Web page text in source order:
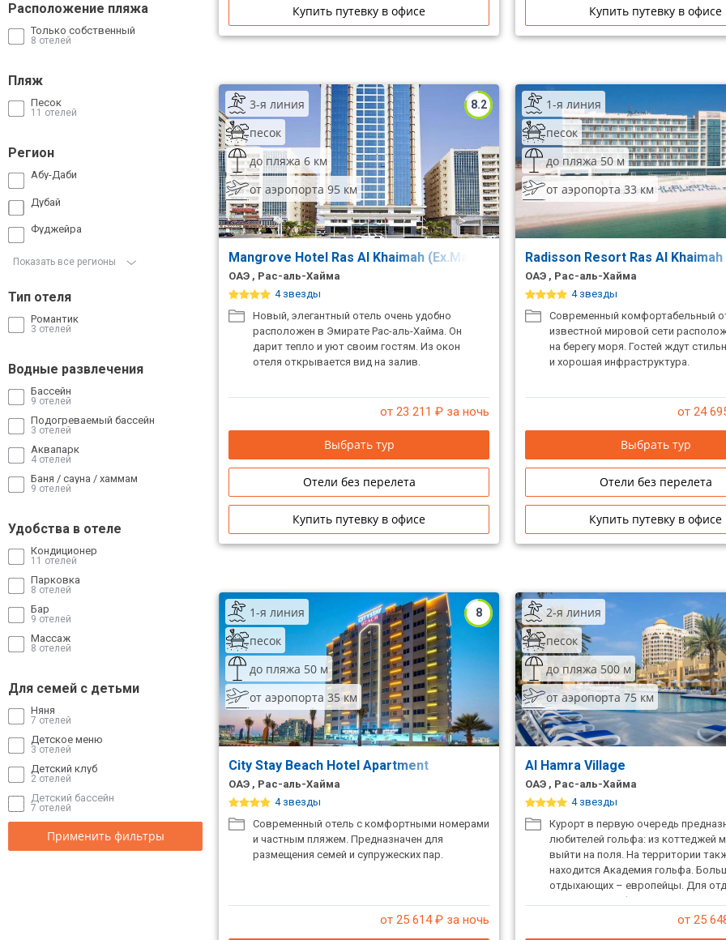
Расположение пляжа
Только собственный
8 отелей
Пляж
Песок
11 отелей
Регион
Абу-Даби
Дубай
Фуджейра
Показать все регионы
Тип отеля
Романтик
3 отелей
Водные развлечения
Бассейн
9 отелей
Подогреваемый бассейн
3 отелей
Аквапарк
4 отелей
Баня / сауна / хаммам
9 отелей
Удобства в отеле
Кондиционер
11 отелей
Парковка
8 отелей
Бар
9 отелей
Массаж
8 отелей
Для семей с детьми
Няня
7 отелей
Детское меню
3 отелей
Детский клуб
2 отелей
Детский бассейн
7 отелей
Применить фильтры
Купить путевку в офисе Купить путевку в офисе
8.2
3-я линия
песок
до пляжа 6 км
от аэропорта 95 км
Mangrove Hotel Ras Al Khaimah (Ex.Mangrove By Bin Majid)
ОАЭ , Рас-аль-Хайма
4 звезды
Новый, элегантный отель очень удобно
расположен в Эмирате Рас-аль-Хайма. Он
дарит тепло и уют своим гостям. Из окон
отеля открывается вид на залив.
от 23 211 ₽ за ночь
Выбрать тур
Отели без перелета
Купить путевку в офисе
1-я линия
песок
до пляжа 50 м
от аэропорта 33 км
Radisson Resort Ras Al Khaimah
ОАЭ , Рас-аль-Хайма
4 звезды
Современный комфортабельный
известной мировой сети
на берегу моря. Гостей ждут
и хорошая инфраструктура.
от 24
Выбрать тур
Отели без перелета
Купить путевку в офисе
8
1-я линия
песок
до пляжа 50 м
от аэропорта 35 км
City Stay Beach Hotel Apartment
ОАЭ , Рас-аль-Хайма
4 звезды
Современный отель с комфортными номерами
и частным пляжем. Предназначен для
размещения семей и супружеских пар.
от 25 614₽ за ночь
2-я линия
песок
до пляжа 500 м
от аэропорта 75 км
Al Hamra Village
ОАЭ , Рас-аль-Хайма
4 звезды
Курорт в первую очередь
любителей гольфа: из коттеджей
выйти на поля. На территории
находится Академия гольфа.
отдыхающих – европейцы. Для
пользуются инфраструктурой
Fort Hotel & Beach Resort,от 25
Сетевые отели Вьетнама
Сетевые отели Мальдив
Сетевые отели Бали
Сетевые отели Сейшел